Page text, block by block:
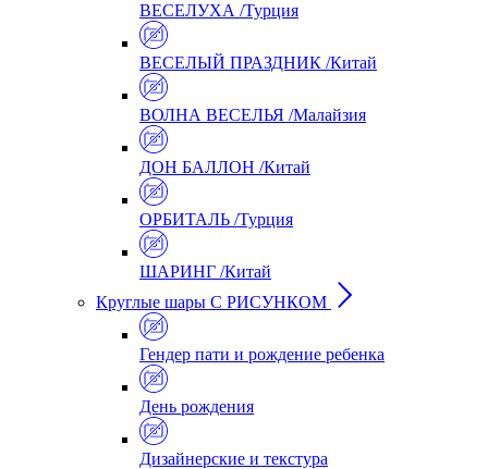
ВЕСЕЛУХА /Турция
ВЕСЕЛЫЙ ПРАЗДНИК /Китай
ВОЛНА ВЕСЕЛЬЯ /Малайзия
ДОН БАЛЛОН /Китай
ОРБИТАЛЬ /Турция
ШАРИНГ /Китай
Круглые шары С РИСУНКОМ
Гендер пати и рождение ребенка
День рождения
Дизайнерские и текстура